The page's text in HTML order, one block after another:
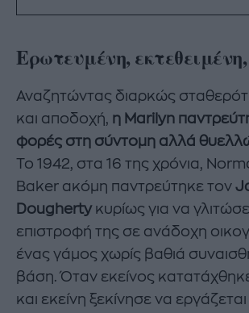
Ερωτευμένη,
Αναζητώντας διαρκώς
και αποδοχή, η Marilyn
φορές στη σύντομη αλλά
Το 1942, στα 16 της χρόνια,
Baker ακόμη παντρεύτηκε τον
Doughertyκυρίως για να
επιστροφή της σε ανάδοχη
ένας γάμος χωρίς βαθιά
βάση. Όταν εκείνος
και εκείνη ξεκίνησε να